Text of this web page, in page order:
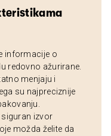
informacije o
redovno ažurirane.
menjaju i
su najpreciznije
siguran izvor
možda želite da